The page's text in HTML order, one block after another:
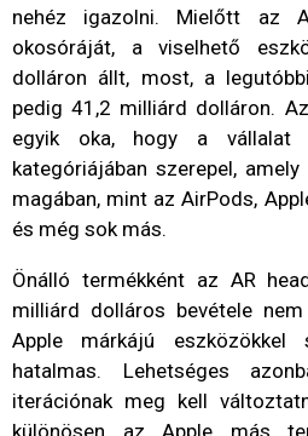
nehéz igazolni. Mielőtt az
okosóráját, a viselhető
dolláron állt, most, a
pedig 41,2 milliárd dolláron.
egyik oka, hogy a vállalat
kategóriájában szerepel,
magában, mint az AirPods,
és még sok más.
Önálló termékként az AR
milliárd dolláros bevétele
Apple márkájú eszközökkel
hatalmas. Lehetséges
iterációnak meg kell
különösen az Apple más